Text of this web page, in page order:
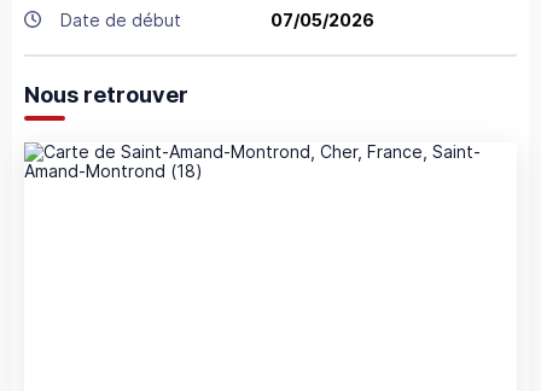
Date de début 07/05/2026
Nous retrouver